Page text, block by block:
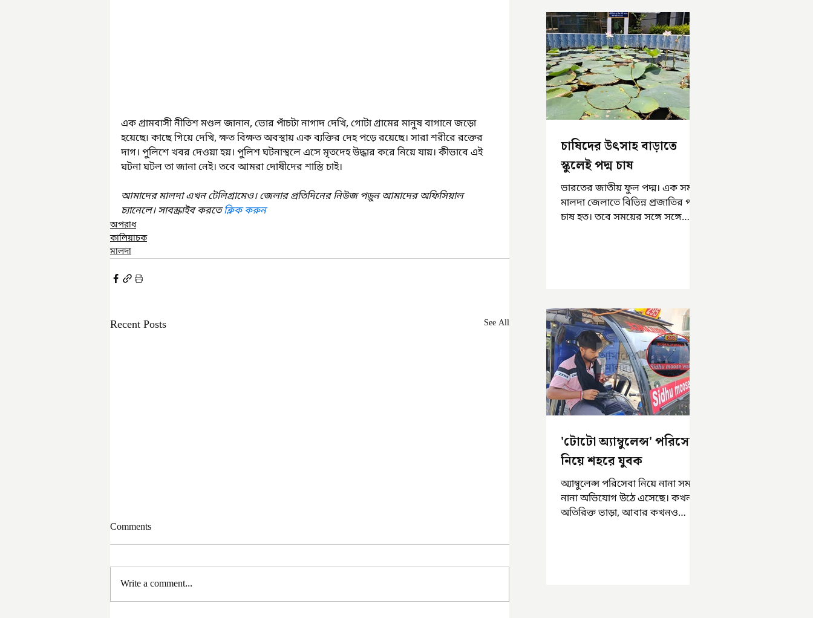
এক গ্রামবাসী নীতিশ মণ্ডল জানান, ভোর পাঁচটা নাগাদ দেখি, গোটা গ্রামের মানুষ বাগানে জড়ো
হয়েছে৷ কাছে গিয়ে দেখি, ক্ষত বিক্ষত অবস্থায় এক ব্যক্তির দেহ পড়ে রয়েছে। সারা শরীরে রক্তের
দাগ। পুলিশে খবর দেওয়া হয়। পুলিশ ঘটনাস্থলে এসে মৃতদেহ উদ্ধার করে নিয়ে যায়। কীভাবে এই
ঘটনা ঘটল তা জানা নেই। তবে আমরা দোষীদের শাস্তি চাই।
আমাদের মালদা এখন টেলিগ্রামেও। জেলার প্রতিদিনের নিউজ পড়ুন আমাদের অফিসিয়াল
চ্যানেলে। সাবস্ক্রাইব করতে ক্লিক করুন
অপরাধ
কালিয়াচক
মালদা
Recent Posts See All
Comments
Write a comment...
চাষিদের উৎসাহ বাড়াতে
স্কুলেই পদ্ম চাষ
ভারতের জাতীয় ফুল পদ্ম। এক সময়
মালদা জেলাতে বিভিন্ন প্রজাতির পদ্ম
চাষ হত। তবে সময়ের সঙ্গে সঙ্গে
'টোটো অ্যাম্বুলেন্স' পরিসেবা
নিয়ে শহরে যুবক
অ্যাম্বুলেন্স পরিসেবা নিয়ে নানা সময়
নানা অভিযোগ উঠে এসেছে। কখনও
অতিরিক্ত ভাড়া, আবার কখনও